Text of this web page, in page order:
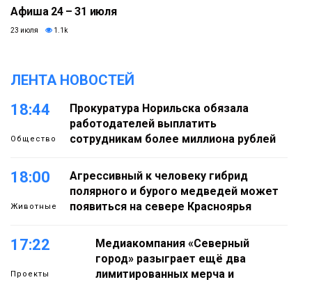
Афиша 24 – 31 июля
23 июля 1.1k
ЛЕНТА НОВОСТЕЙ
18:44
Общество
Прокуратура Норильска обязала
работодателей выплатить
сотрудникам более миллиона рублей
18:00
Животные
Агрессивный к человеку гибрид
полярного и бурого медведей может
появиться на севере Красноярья
17:22
Проекты
Медиакомпания «Северный
город» разыграет ещё два
лимитированных мерча и